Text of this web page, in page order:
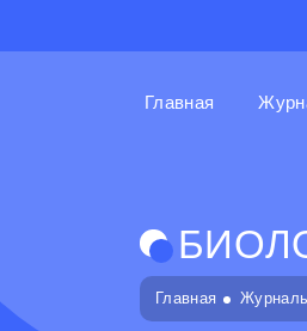
Главная
Главная